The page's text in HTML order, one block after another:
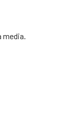
media.